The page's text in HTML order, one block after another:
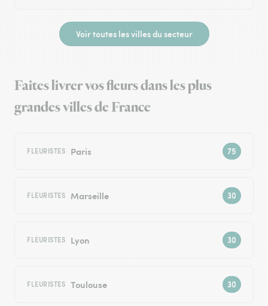
Voir toutes les villes du secteur
Faites livrer vos fleurs dans les plus
grandes villes de France
FLEURISTES Paris
FLEURISTES Marseille
FLEURISTES Lyon
FLEURISTES Toulouse